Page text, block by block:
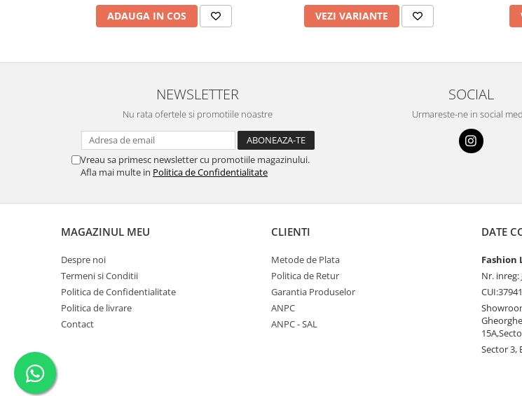
ADAUGA IN COS VEZI VARIANTE
NEWSLETTER
Nu rata ofertele si promotiile noastre
Vreau sa primesc newsletter cu promotiile magazinului.
Afla mai multe in Politica de Confidentialitate
SOCIAL
Urmareste-ne in social
MAGAZINUL MEU
Despre noi
Termeni si Conditii
Politica de Confidentialitate
Politica de livrare
Contact
CLIENTI
Metode de Plata
Politica de Retur
Garantia Produselor
ANPC
ANPC - SAL
DATE
Fashion
Nr. inreg:
Sector 3,